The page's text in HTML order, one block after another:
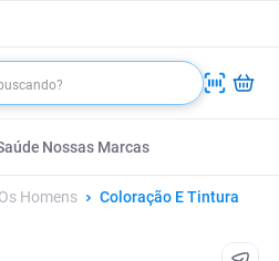
Nossas Marcas
Homens Coloração E Tintura